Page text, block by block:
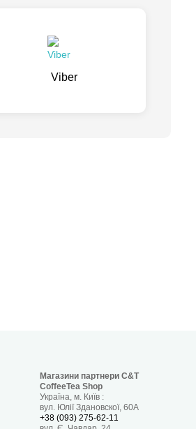
Viber
Магазини партнери C&T
CoffeeTea Shop
Україна, м. Київ :
вул. Юлії Здановскої, 60А
+38 (093) 275-62-11